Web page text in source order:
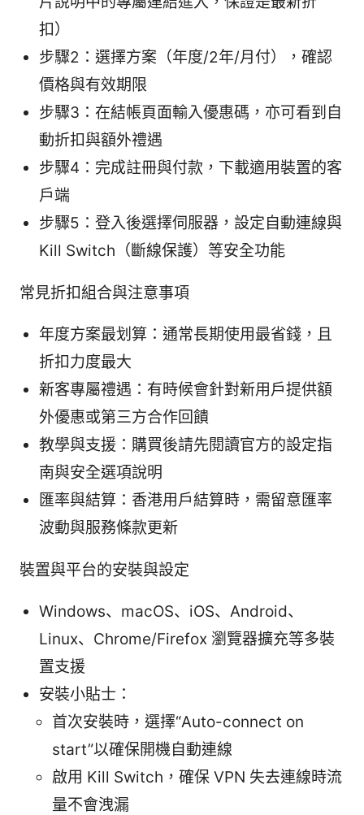
扣）
步驟2：選擇方案（年度/2年/月付），確認
價格與有效期限
步驟3：在結帳頁面輸入優惠碼，亦可看到自
動折扣與額外禮遇
步驟4：完成註冊與付款，下載適用裝置的客
戶端
步驟5：登入後選擇伺服器，設定自動連線與
Kill Switch（斷線保護）等安全功能
常見折扣組合與注意事項
年度方案最划算：通常長期使用最省錢，且
折扣力度最大
新客專屬禮遇：有時候會針對新用戶提供額
外優惠或第三方合作回饋
教學與支援：購買後請先閱讀官方的設定指
南與安全選項說明
匯率與結算：香港用戶結算時，需留意匯率
波動與服務條款更新
裝置與平台的安裝與設定
Windows、macOS、iOS、Android、
Linux、Chrome/Firefox 瀏覽器擴充等多裝
置支援
安裝小貼士：
首次安裝時，選擇“Auto-connect on
start”以確保開機自動連線
啟用 Kill Switch，確保 VPN 失去連線時流
量不會洩漏